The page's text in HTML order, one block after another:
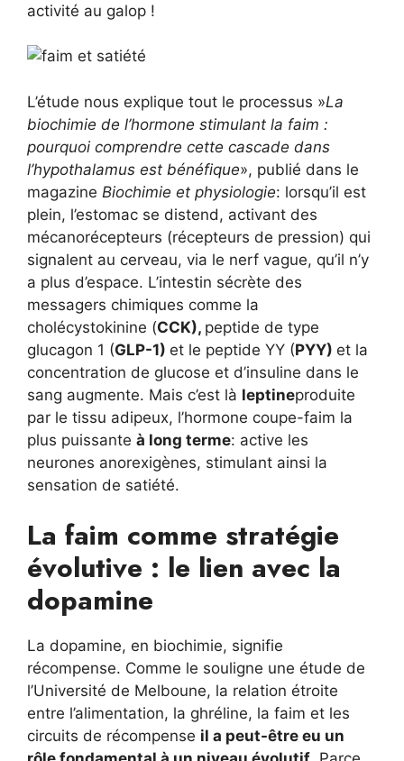
activité au galop !
L’étude nous explique tout le processus »La
biochimie de l’hormone stimulant la faim :
pourquoi comprendre cette cascade dans
l’hypothalamus est bénéfique», publié dans le
magazine Biochimie et physiologie: lorsqu’il est
plein, l’estomac se distend, activant des
mécanorécepteurs (récepteurs de pression) qui
signalent au cerveau, via le nerf vague, qu’il n’y
a plus d’espace. L’intestin sécrète des
messagers chimiques comme la
cholécystokinine (CCK), peptide de type
glucagon 1 (GLP-1) et le peptide YY (PYY) et la
concentration de glucose et d’insuline dans le
sang augmente. Mais c’est là leptineproduite
par le tissu adipeux, l’hormone coupe-faim la
plus puissante à long terme: active les
neurones anorexigènes, stimulant ainsi la
sensation de satiété.
La faim comme stratégie
évolutive : le lien avec la
dopamine
La dopamine, en biochimie, signifie
récompense. Comme le souligne une étude de
l’Université de Melboune, la relation étroite
entre l’alimentation, la ghréline, la faim et les
circuits de récompense il a peut-être eu un